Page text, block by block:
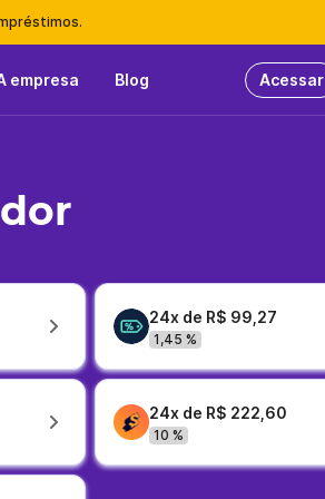
empresa Blog Acessar
24x de R$ 99,27
1,45 %
24x de R$ 222,60
10 %